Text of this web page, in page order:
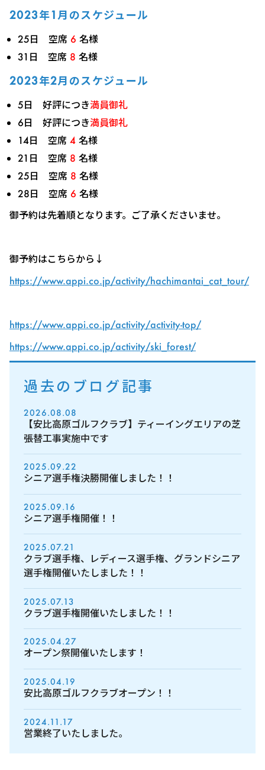
2023年1月のスケジュール
25日 空席 6名様
31日 空席 8 名様
2023年2月のスケジュール
5日 好評につき満員御礼
6日 好評につき満員御礼
14日 空席4 名様
21日 空席 8 名様
25日 空席 8 名様
28日 空席 6 名様
御予約は先着順となります。ご了承くださいませ。
御予約はこちらから↓
https://www.appi.co.jp/activity/hachimantai_cat_tour/
https://www.appi.co.jp/activity/activity-top/
https://www.appi.co.jp/activity/ski_forest/
過去のブログ記事
2026.08.08
【安比高原ゴルフクラブ】ティーイングエリアの芝
張替工事実施中です
2025.09.22
シニア選手権決勝開催しました！！
2025.09.16
シニア選手権開催！！
2025.07.21
クラブ選手権、レディース選手権、グランドシニア
選手権開催いたしました！！
2025.07.13
クラブ選手権開催いたしました！！
2025.04.27
オープン祭開催いたします！
2025.04.19
安比高原ゴルフクラブオープン！！
2024.11.17
営業終了いたしました。